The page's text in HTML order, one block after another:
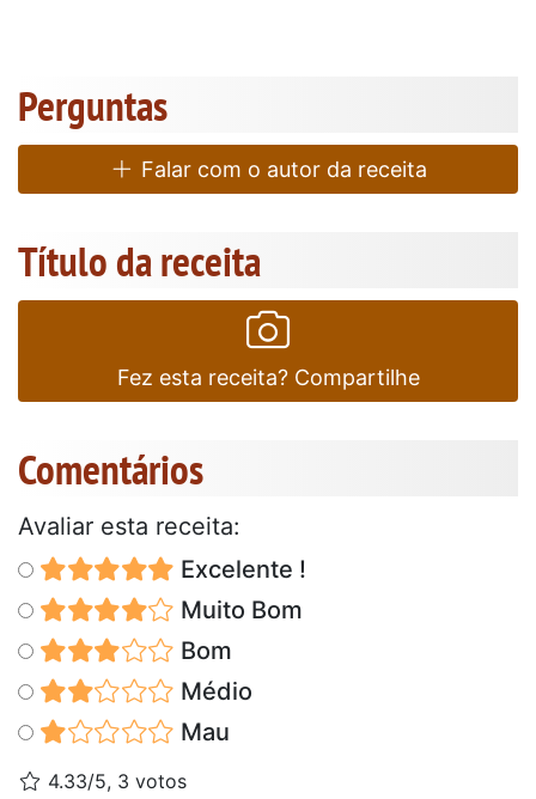
Perguntas
Falar com o autor da receita
Título da receita
Fez esta receita? Compartilhe
Comentários
Avaliar esta receita:
Excelente !
Muito Bom
Bom
Médio
Mau
4.33/5, 3 votos